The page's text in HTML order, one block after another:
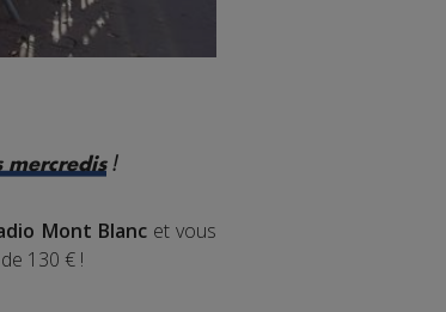
mercredis!
Mont Blancet vous
130 € !